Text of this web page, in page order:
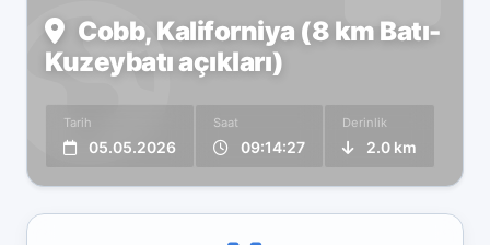
Cobb, Kaliforniya (8 km Batı-
Kuzeybatı açıkları)
Tarih
05.05.2026
Saat
09:14:27
Derinlik
2.0 km